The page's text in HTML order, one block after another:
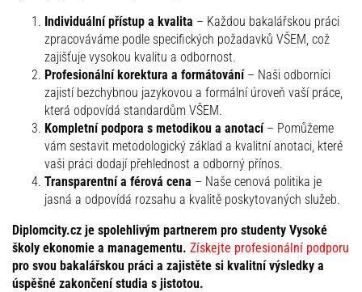
Individuální přístup a kvalita – Každou bakalářskou práci
zpracováváme podle specifických požadavků VŠEM, což
zajišťuje vysokou kvalitu a odbornost.
Profesionální korektura a formátování– Naši odborníci
zajistí bezchybnou jazykovou a formální úroveň vaší práce,
která odpovídá standardům VŠEM.
Kompletní podpora s metodikou a anotací– Pomůžeme
vám sestavit metodologický základ a kvalitní anotaci, které
vaši práci dodají přehlednost a odborný přínos.
Transparentní a férová cena – Naše cenová politika je
jasná a odpovídá rozsahu a kvalitě poskytovaných služeb.
Diplomcity.cz je spolehlivým partnerem pro studenty Vysoké
školy ekonomie a managementu. Získejte profesionální podporu
pro svou bakalářskou práci a zajistěte si kvalitní výsledky a
úspěšné zakončení studia s jistotou.